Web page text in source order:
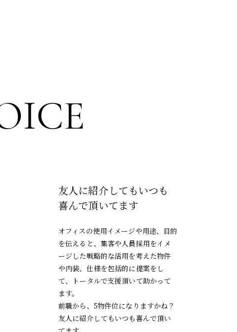
友人に紹介してもいつも
喜んで頂いてます
オフィスの使用イメージや用途、目的
を伝えると、集客や人員採用をイメ
ージした戦略的な活用を考えた物件
や内装、仕様を包括的に提案をし
て、トータルで支援頂いて助かって
ます。
前職から、5物件位になりますかね？
友人に紹介してもいつも喜んで頂い